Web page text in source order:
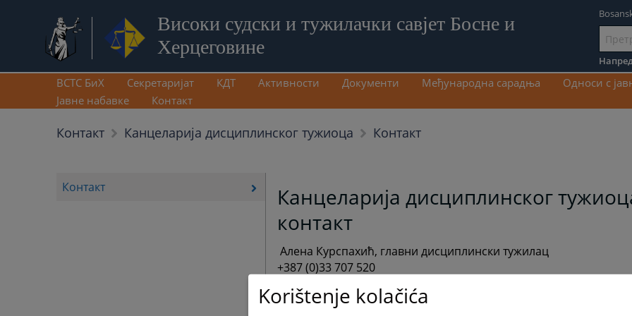
Високи судски и тужилачки савјет Босне и
Херцеговине
Иди
на
ВСТС БиХ Секретаријат КДТ Активности Документи Међународна сарадња Односи с
Јавне набавке
Контакт
Контакт Канцеларија дисциплинског тужиоца Контакт
Контакт
Канцеларија дисциплинског
контакт
Алена Курспахић, главни дисциплински тужилац
+387 (0)33 707 520
Korištenje kolačića